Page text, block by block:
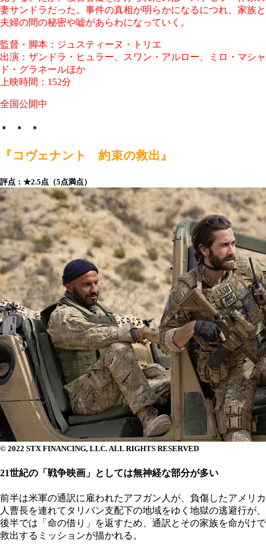
妻サンドラだった。事件の真相が明らかになるにつれ、家族と
夫婦の間の秘密や嘘があらわになっていく。
監督・脚本：ジュスティーヌ・トリエ
出演：ザンドラ・ヒュラー、スワン・アルロー、ミロ・マシャ
ド・グラネールほか
上映時間：152分
全国公開中
＊ ＊ ＊
『コヴェナント 約束の救出』
評点：★2.5点（5点満点）
© 2022 STX FINANCING, LLC. ALL RIGHTS RESERVED
21世紀の「戦争映画」としては無神経な部分が多い
前半は米軍の通訳に雇われたアフガン人が、負傷したアメリカ
人曹長を連れてタリバン支配下の地域をゆく地獄の逃避行が、
後半では「命の借り」を返すため、通訳とその家族を命がけで
救出するミッションが描かれる。